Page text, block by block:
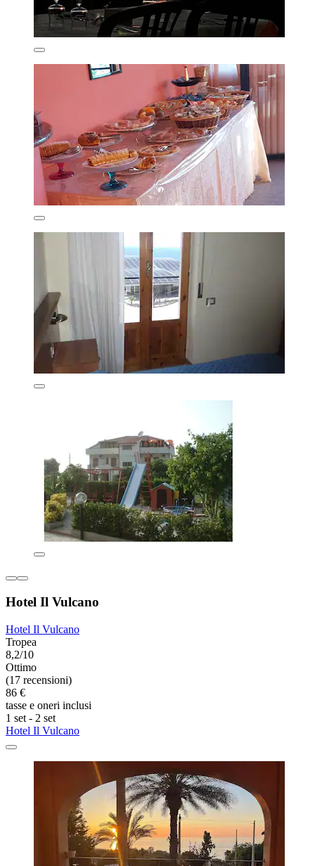
Hotel Il Vulcano
Hotel Il Vulcano
Tropea
8,2/10
Ottimo
(17 recensioni)
86 €
tasse e oneri inclusi
1 set - 2 set
Hotel Il Vulcano